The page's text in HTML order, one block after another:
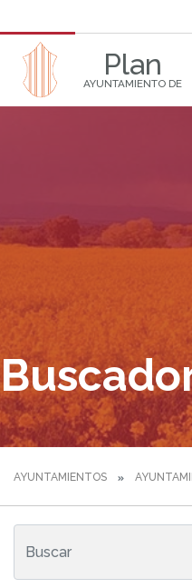
Plan
AYUNTAMIENTO DE
AYUNTAMIENTOS